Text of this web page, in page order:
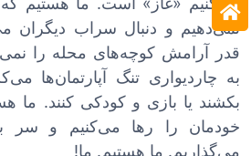
نمی‌دهیم و دنبال سراب دیگران
قدر آرامش کوچه‌های محله را
به چاردیواری تنگ آپارتمان‌ها
بکشند یا بازی و کودکی کنند. ما
خودمان را رها می‌کنیم و سر
می‌گذاریم. ما هستیم. ما!